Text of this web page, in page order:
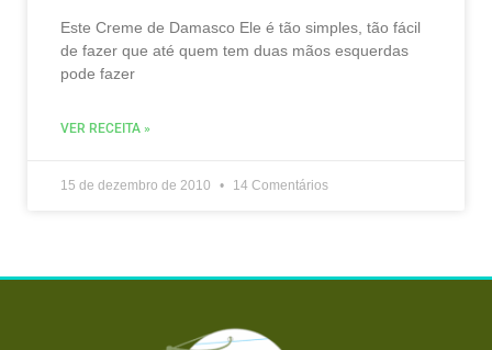
Este Creme de Damasco Ele é tão simples, tão fácil
de fazer que até quem tem duas mãos esquerdas
pode fazer
VER RECEITA »
15 de dezembro de 2010 14 Comentários